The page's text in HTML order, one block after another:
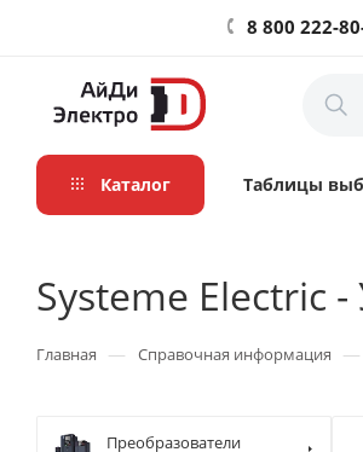
8 800 222-
Каталог Таблицы
Systeme Electric
Главная — Справочная информация —
Преобразователи